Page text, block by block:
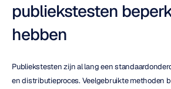
publiekstesten
hebben
Publiekstesten zijn al lang een
en distributieproces. Veelgebruikte methoden